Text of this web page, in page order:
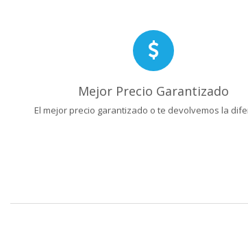
Mejor Precio Garantizado
El mejor precio garantizado o te devolvemos la